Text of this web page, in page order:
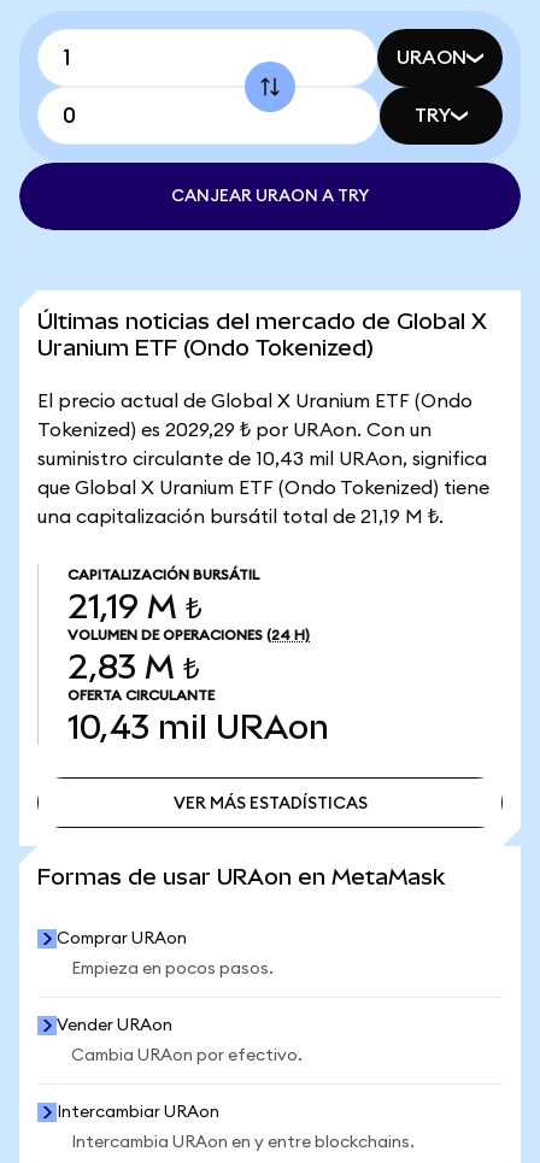
URAON
TRY
CANJEAR URAON A TRY
Últimas noticias del mercado de Global X
Uranium ETF (Ondo Tokenized)
El precio actual de Global X Uranium ETF (Ondo
Tokenized) es 2029,29 ₺ por URAon. Con un
suministro circulante de 10,43 mil URAon, significa
que Global X Uranium ETF (Ondo Tokenized) tiene
una capitalización bursátil total de 21,19 M ₺.
CAPITALIZACIÓN BURSÁTIL
21,19 M ₺
VOLUMEN DE OPERACIONES (24 H)
2,83 M ₺
OFERTA CIRCULANTE
10,43 mil URAon
VER MÁS ESTADÍSTICAS
Formas de usar URAon en MetaMask
Comprar URAon
Empieza en pocos pasos.
Vender URAon
Cambia URAon por efectivo.
Intercambiar URAon
Intercambia URAon en y entre blockchains.